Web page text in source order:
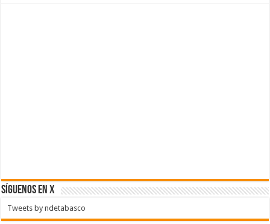
SÍGUENOS EN X
Tweets by ndetabasco